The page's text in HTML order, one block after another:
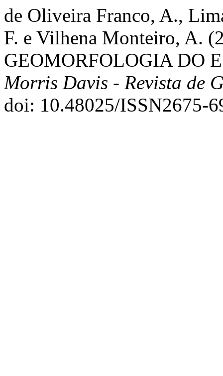
de Oliveira Franco, A.,
F. e Vilhena Monteiro, A.
GEOMORFOLOGIA DO
Morris Davis - Revista de
doi: 10.48025/ISSN2675-